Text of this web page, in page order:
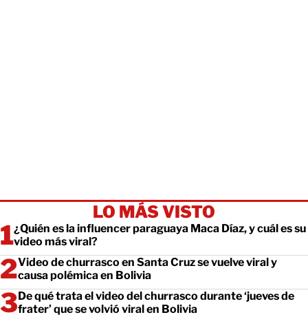
LO MÁS VISTO
¿Quién es la influencer paraguaya Maca Díaz, y cuál es su
video más viral?
Video de churrasco en Santa Cruz se vuelve viral y
causa polémica en Bolivia
De qué trata el video del churrasco durante ‘jueves de
frater’ que se volvió viral en Bolivia